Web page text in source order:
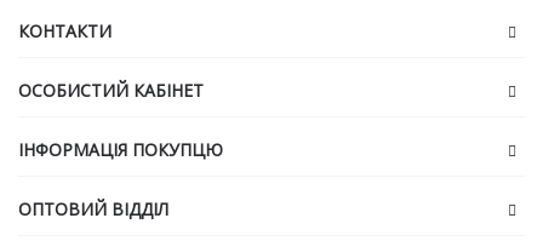
КОНТАКТИ
ОСОБИСТИЙ КАБІНЕТ
ІНФОРМАЦІЯ ПОКУПЦЮ
ОПТОВИЙ ВІДДІЛ